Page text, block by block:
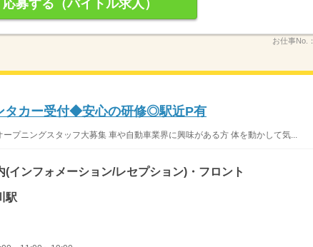
応募する（バイトル求人）
お仕事No.：
タカー受付◆安心の研修◎駅近P有
プニングスタッフ大募集 車や自動車業界に興味がある方 体を動かして気...
(インフォメーション/レセプション)・フロント
駅